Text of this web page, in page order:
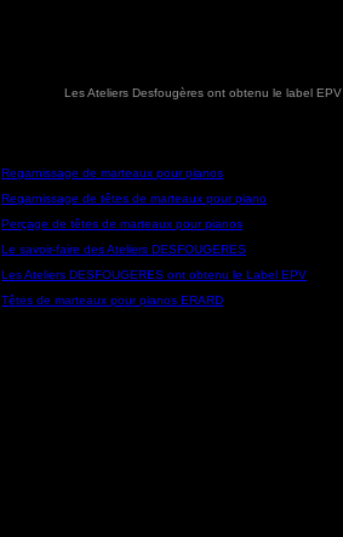
Les Ateliers Desfougères ont obtenu le label EPV
Regarnissage de marteaux pour pianos
Regarnissage de têtes de marteaux pour piano
Perçage de têtes de marteaux pour pianos
Le savoir-faire des Ateliers DESFOUGERES
Les Ateliers DESFOUGERES ont obtenu le Label EPV
Têtes de marteaux pour pianos ERARD